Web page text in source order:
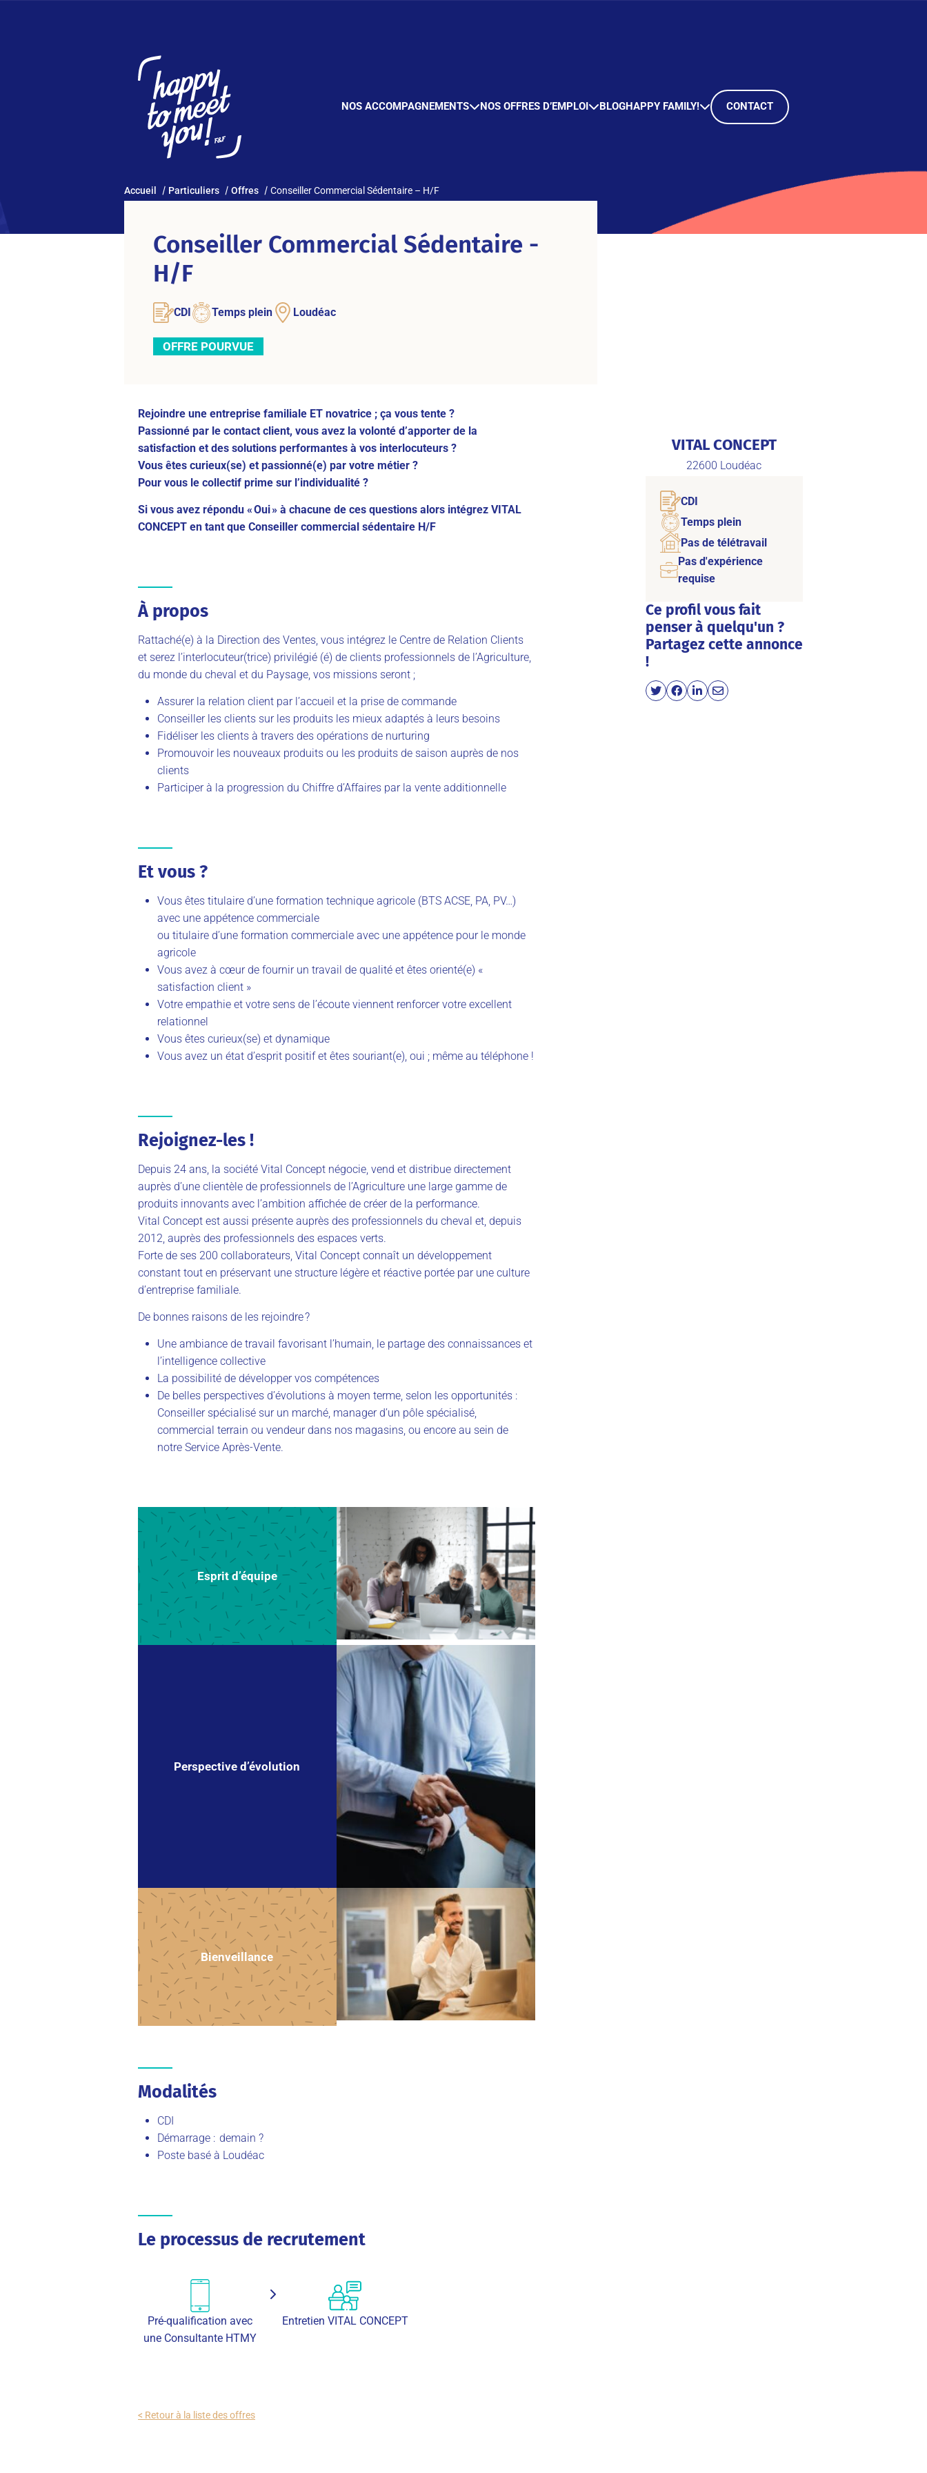
NOS ACCOMPAGNEMENTS NOS OFFRES D’EMPLOI BLOGHAPPY FAMILY! CONTACT
Accueil Particuliers Offres Conseiller Commercial Sédentaire – H/F
Conseiller Commercial Sédentaire -
H/F
CDI Temps plein Loudéac
OFFRE POURVUE
Rejoindre une entreprise familiale ET novatrice ; ça vous tente ?
Passionné par le contact client, vous avez la volonté d’apporter de la
satisfaction et des solutions performantes à vos interlocuteurs ?
Vous êtes curieux(se) et passionné(e) par votre métier ?
Pour vous le collectif prime sur l’individualité ?
Si vous avez répondu « Oui » à chacune de ces questions alors intégrez VITAL
CONCEPT en tant que Conseiller commercial sédentaire H/F
À propos
Rattaché(e) à la Direction des Ventes, vous intégrez le Centre de Relation Clients
et serez l’interlocuteur(trice) privilégié (é) de clients professionnels de l’Agriculture,
du monde du cheval et du Paysage, vos missions seront ;
Assurer la relation client par l’accueil et la prise de commande
Conseiller les clients sur les produits les mieux adaptés à leurs besoins
Fidéliser les clients à travers des opérations de nurturing
Promouvoir les nouveaux produits ou les produits de saison auprès de nos
clients
Participer à la progression du Chiffre d’Affaires par la vente additionnelle
Et vous ?
Vous êtes titulaire d’une formation technique agricole (BTS ACSE, PA, PV…)
avec une appétence commerciale
ou titulaire d’une formation commerciale avec une appétence pour le monde
agricole
Vous avez à cœur de fournir un travail de qualité et êtes orienté(e) «
satisfaction client »
Votre empathie et votre sens de l’écoute viennent renforcer votre excellent
relationnel
Vous êtes curieux(se) et dynamique
Vous avez un état d’esprit positif et êtes souriant(e), oui ; même au téléphone !
Rejoignez-les !
Depuis 24 ans, la société Vital Concept négocie, vend et distribue directement
auprès d’une clientèle de professionnels de l’Agriculture une large gamme de
produits innovants avec l’ambition affichée de créer de la performance.
Vital Concept est aussi présente auprès des professionnels du cheval et, depuis
2012, auprès des professionnels des espaces verts.
Forte de ses 200 collaborateurs, Vital Concept connaît un développement
constant tout en préservant une structure légère et réactive portée par une culture
d’entreprise familiale.
De bonnes raisons de les rejoindre ?
Une ambiance de travail favorisant l’humain, le partage des connaissances et
l’intelligence collective
La possibilité de développer vos compétences
De belles perspectives d’évolutions à moyen terme, selon les opportunités :
Conseiller spécialisé sur un marché, manager d’un pôle spécialisé,
commercial terrain ou vendeur dans nos magasins, ou encore au sein de
notre Service Après-Vente.
Esprit d’équipe
Perspective d’évolution
Bienveillance
Modalités
CDI
Démarrage : demain ?
Poste basé à Loudéac
Le processus de recrutement
Pré-qualification avec
une Consultante HTMY
Entretien VITAL CONCEPT
< Retour à la liste des offres
VITAL CONCEPT
22600 Loudéac
CDI
Temps plein
Pas de télétravail
Pas d'expérience
requise
Ce profil vous fait
penser à quelqu'un ?
Partagez cette annonce
!